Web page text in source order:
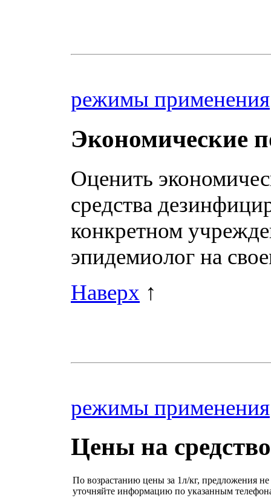
режимы применения
Экономические
Оценить
средства
конкретном
эпидемиолог на
Наверх ↑
режимы применения
Цены на
По возрастанию цены за 1л/кг, предложения
уточняйте информацию по указанным